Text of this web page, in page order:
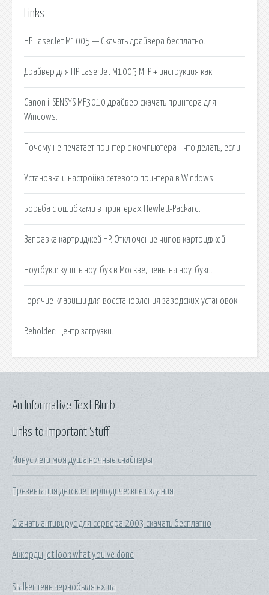
Links
HP LaserJet M1005 — Скачать драйвера бесплатно.
Драйвер для HP LaserJet M1005 MFP + инструкция как.
Canon i-SENSYS MF3010 драйвер скачать принтера для
Windows.
Почему не печатает принтер с компьютера - что делать, если.
Установка и настройка сетевого принтера в Windows
Борьба с ошибками в принтерах Hewlett-Packard.
Заправка картриджей HP. Отключение чипов картриджей.
Ноутбуки: купить ноутбук в Москве, цены на ноутбуки.
Горячие клавиши для восстановления заводских установок.
Beholder: Центр загрузки.
Links to Important Stuff
Минус лети моя душа ночные снайперы
Презентация детские периодические издания
Скачать антивирус для сервера 2003 скачать бесплатно
Аккорды jet look what you ve done
Stalker тень чернобыля ex ua
An Informative Text Blurb